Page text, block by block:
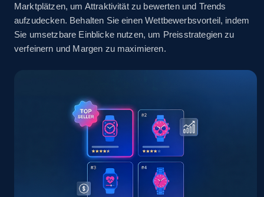
URL, Product id, Title, Seller name, Seller rating,
Seller reviews, Breadcrumbs, Root category, and
more.
Jetzt anfangen
eBay - Gather data on products using
specified keywords
URL, Product id, Title, Seller name, Seller rating,
Seller reviews, Breadcrumbs, Root category, and
Marktplätzen, um Attraktivität zu bewerten und Trends
aufzudecken. Behalten Sie einen Wettbewerbsvorteil, indem
Sie umsetzbare Einblicke nutzen, um Preisstrategien zu
verfeinern und Margen zu maximieren.